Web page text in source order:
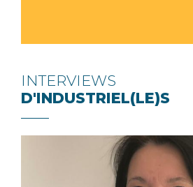
INTERVIEWS
D'INDUSTRIEL(LE)S